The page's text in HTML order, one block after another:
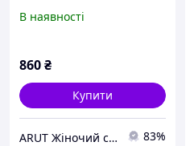
В наявності
860₴
Купити
ARUT Жіночий стильний одяг від українського виробника 83%